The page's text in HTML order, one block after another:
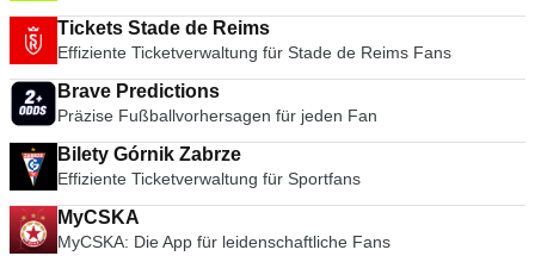
Tickets Stade de Reims
Effiziente Ticketverwaltung für Stade de Reims Fans
Brave Predictions
Präzise Fußballvorhersagen für jeden Fan
Bilety Górnik Zabrze
Effiziente Ticketverwaltung für Sportfans
MyCSKA
MyCSKA: Die App für leidenschaftliche Fans